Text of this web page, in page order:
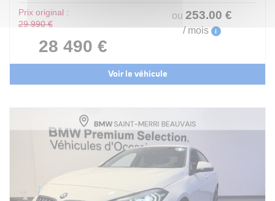
Prix original :
29 990 €
28 490 €
ou 253.00 €
/ mois i
Voir le véhicule